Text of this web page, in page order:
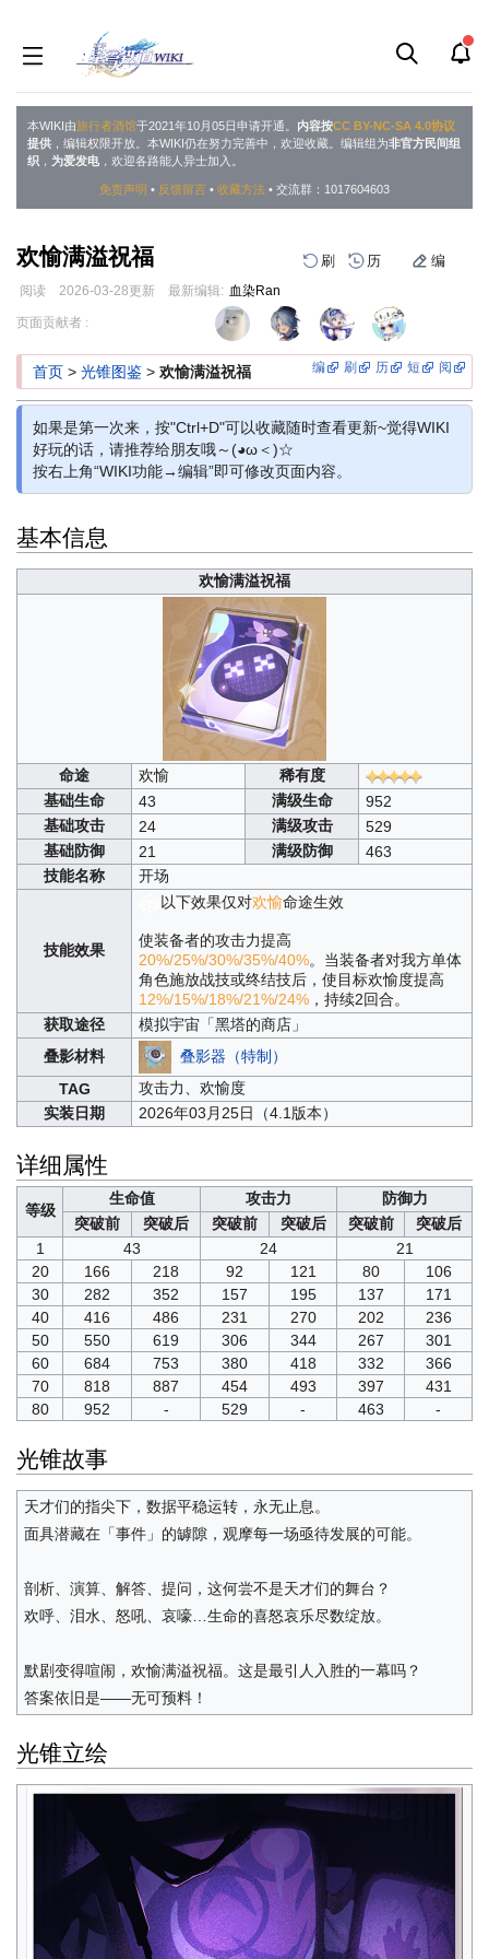
本WIKI由旅行者酒馆于2021年10月05日申请开通。 内容按CC BY-NC-SA 4.0协议
提供 ，编辑权限开放。本WIKI仍在努力完善中，欢迎收藏。编辑组为非官方民间组
织 ， 为爱发电，欢迎各路能人异士加入。
免责声明 • 反馈留言 • 收藏方法 • 交流群：1017604603
欢愉满溢祝福 刷 历 编
阅读 2026-03-28更新 最新编辑: 血染Ran
跳
导
跳
搜
页面贡献者 :
编 刷 历 短 阅
首页 > 光锥图鉴 > 欢愉满溢祝福
如果是第一次来，按"Ctrl+D"可以收藏随时查看更新~觉得WIKI
好玩的话，请推荐给朋友哦～(◕ω＜)☆
按右上角“WIKI功能→编辑”即可修改页面内容。
基本信息
欢愉满溢祝福
命途 欢愉
稀有度
基础生命
43 满级生命
952
基础攻击
24 满级攻击
529
基础防御
21 满级防御
463
技能名称
开场
技能效果
以下效果仅对欢愉命途生效
使装备者的攻击力提高
20%/25%/30%/35%/40%。当装备者对我方单体
角色施放战技或终结技后，使目标欢愉度提高
12%/15%/18%/21%/24%，持续2回合。
获取途径
模拟宇宙「黑塔的商店」
叠影材料
叠影器（特制）
TAG
攻击力、欢愉度
实装日期
2026年03月25日（4.1版本）
详细属性
等级
生命值 攻击力
防御力
突破前
突破后 突破前 突破后 突破前
突破后
1
43 24
21
20
166 218 92 121 80
106
30
282 352 157 195 137
171
40
416 486 231 270 202
236
50
550 619 306 344 267
301
60
684 753 380 418 332
366
70
818 887 454 493 397
431
80
952 - 529 - 463 -
光锥故事
天才们的指尖下，数据平稳运转，永无止息。
面具潜藏在「事件」的罅隙，观摩每一场亟待发展的可能。
剖析、演算、解答、提问，这何尝不是天才们的舞台？
欢呼、泪水、怒吼、哀嚎…生命的喜怒哀乐尽数绽放。
默剧变得喧闹，欢愉满溢祝福。这是最引人入胜的一幕吗？
答案依旧是——无可预料！
光锥立绘